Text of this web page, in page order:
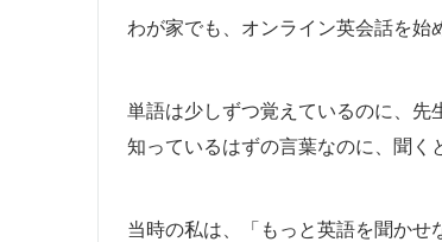
わが家でも、オンライン英会話を始
単語は少しずつ覚えているのに、先
知っているはずの言葉なのに、聞く
当時の私は、「もっと英語を聞かせ